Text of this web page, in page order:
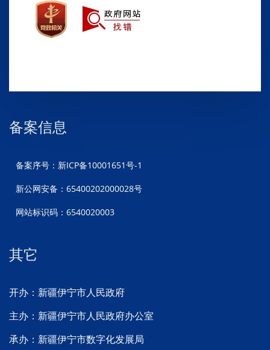
备案信息
备案序号：新ICP备10001651号-1
新公网安备：65400202000028号
网站标识码：6540020003
其它
开办：新疆伊宁市人民政府
主办：新疆伊宁市人民政府办公室
承办：新疆伊宁市数字化发展局